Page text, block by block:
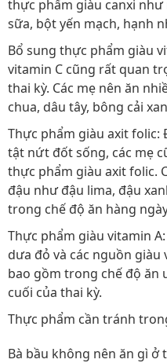
thực phẩm giàu canxi
sữa, bột yến mạch, hạnh
Bổ sung thực phẩm giàu
vitamin C cũng rất quan
thai kỳ. Các mẹ nên ăn
chua, dâu tây, bông cải
Thực phẩm giàu axit
tật nứt đốt sống, các mẹ
thực phẩm giàu axit folic.
đậu như đậu lima, đậu
trong chế độ ăn hàng
Thực phẩm giàu vitamin
dưa đỏ và các nguồn
bao gồm trong chế độ ăn
cuối của thai kỳ.
Thực phẩm cần tránh
Bà bầu không nên ăn gì